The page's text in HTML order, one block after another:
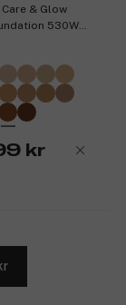
& Glow
530W
kr